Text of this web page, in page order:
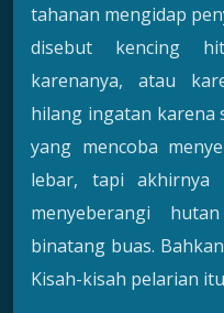
tahanan mengidap
disebut kencing
karenanya, atau
hilang ingatan karena
yang mencoba
lebar, tapi akhirnya
menyeberangi
binatang buas.
Kisah-kisah pelarian